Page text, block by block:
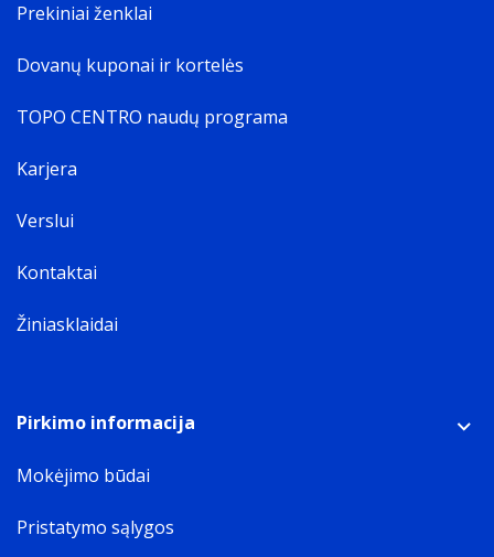
Prekiniai ženklai
Dovanų kuponai ir kortelės
TOPO CENTRO naudų programa
Karjera
Verslui
Kontaktai
Žiniasklaidai
Pirkimo informacija
Mokėjimo būdai
Pristatymo sąlygos